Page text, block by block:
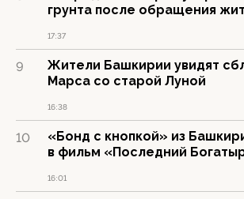
грунта после обращения
17:37
9
Жители Башкирии увидят
Марса со старой Луной
16:38
10
«Бонд с кнопкой» из
в фильм «Последний
16:01